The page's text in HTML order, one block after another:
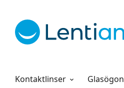
Kontaktlinser
Linsvätskor Glasögon
Allt om att handla hos oss